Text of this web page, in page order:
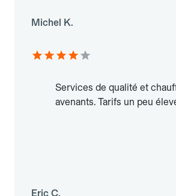
Michel K.
Services de qualité et
avenants. Tarifs un peu
Eric C.